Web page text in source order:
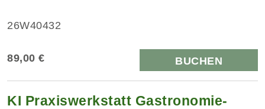
26W40432
89,00 € BUCHEN
KI Praxiswerkstatt Gastronomie-